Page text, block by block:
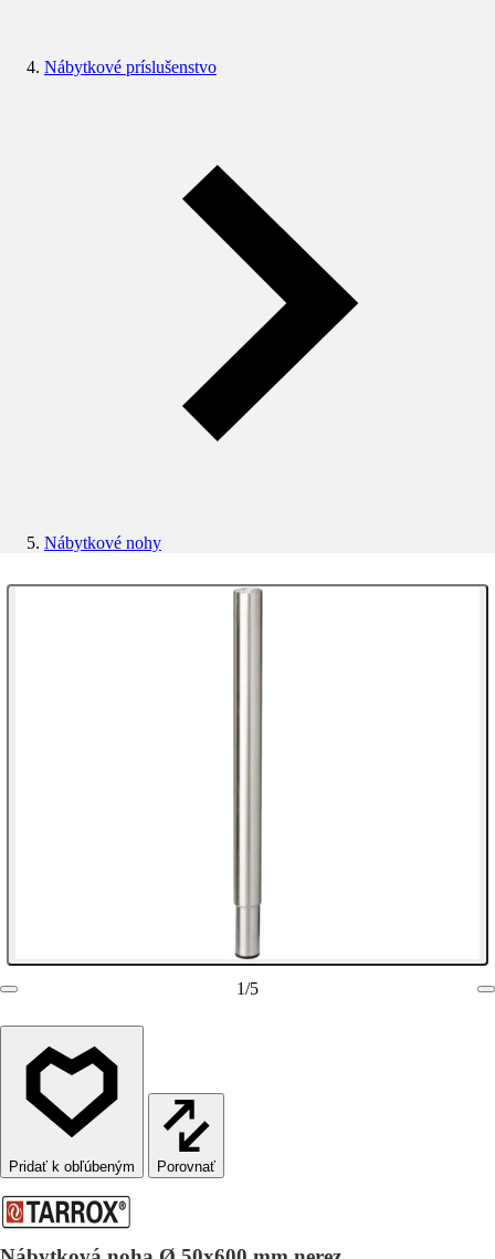
Nábytkové príslušenstvo
Nábytkové nohy
1/5
Porovnať